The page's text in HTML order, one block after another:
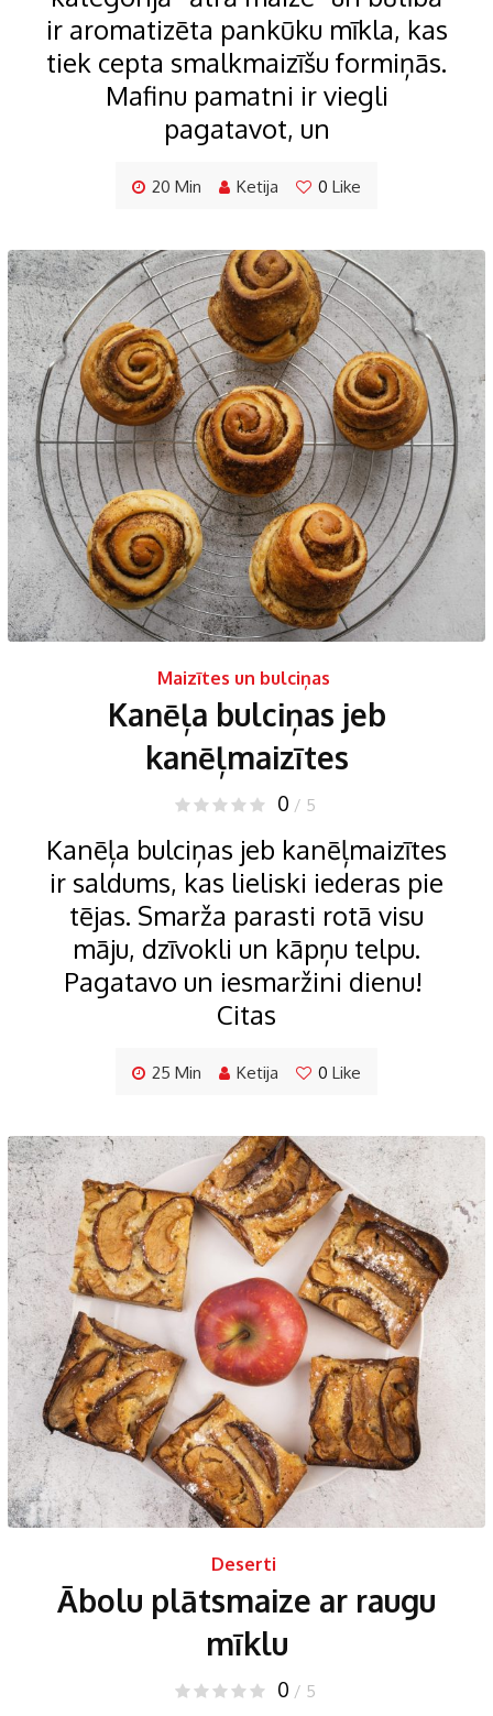
ir aromatizēta pankūku mīkla, kas
tiek cepta smalkmaizīšu formiņās.
Mafinu pamatni ir viegli
pagatavot, un
20 Min Ketija 0 Like
Maizītes un bulciņas
Kanēļa bulciņas jeb
kanēļmaizītes
0 / 5
Kanēļa bulciņas jeb kanēļmaizītes
ir saldums, kas lieliski iederas pie
tējas. Smarža parasti rotā visu
māju, dzīvokli un kāpņu telpu.
Pagatavo un iesmaržini dienu!
Citas
25 Min Ketija 0 Like
Deserti
Ābolu plātsmaize ar raugu
mīklu
0 / 5